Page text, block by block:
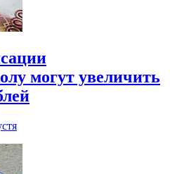
могут увеличить